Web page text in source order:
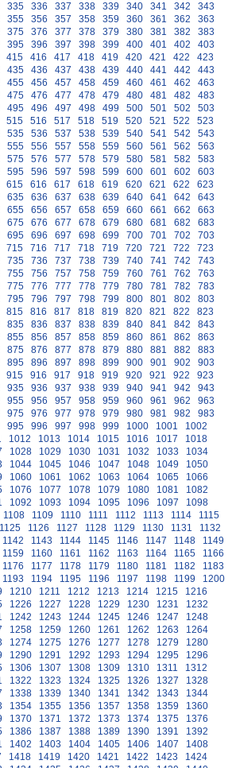
335 336 337 338 339 340 341 342
343
355 356 357 358 359 360 361 362
363
375 376 377 378 379 380 381 382
383
395 396 397 398 399 400 401 402
403
415 416 417 418 419 420 421 422
423
435 436 437 438 439 440 441 442
443
455 456 457 458 459 460 461 462
463
475 476 477 478 479 480 481 482
483
495 496 497 498 499 500 501 502
503
515 516 517 518 519 520 521 522
523
535 536 537 538 539 540 541 542
543
555 556 557 558 559 560 561 562
563
575 576 577 578 579 580 581 582
583
595 596 597 598 599 600 601 602
603
615 616 617 618 619 620 621 622
623
635 636 637 638 639 640 641 642
643
655 656 657 658 659 660 661 662
663
675 676 677 678 679 680 681 682
683
695 696 697 698 699 700 701 702
703
715 716 717 718 719 720 721 722
723
735 736 737 738 739 740 741 742
743
755 756 757 758 759 760 761 762
763
775 776 777 778 779 780 781 782
783
795 796 797 798 799 800 801 802
803
815 816 817 818 819 820 821 822
823
835 836 837 838 839 840 841 842
843
855 856 857 858 859 860 861 862
863
875 876 877 878 879 880 881 882
883
895 896 897 898 899 900 901 902
903
915 916 917 918 919 920 921 922
923
935 936 937 938 939 940 941 942
943
955 956 957 958 959 960 961 962
963
975 976 977 978 979 980 981 982
983
995 996 997 998 999 1000 1001
1002
1012 1013 1014 1015 1016 1017
1018
1028 1029 1030 1031 1032 1033
1034
1044 1045 1046 1047 1048 1049
1050
1060 1061 1062 1063 1064 1065
1066
1076 1077 1078 1079 1080 1081
1082
1092 1093 1094 1095 1096 1097
1098
1108 1109 1110 1111 1112 1113 1114
1115
1125 1126 1127 1128 1129 1130 1131
1132
1142 1143 1144 1145 1146 1147 1148
1149
1159 1160 1161 1162 1163 1164 1165
1166
1176 1177 1178 1179 1180 1181 1182
1183
1193 1194 1195 1196 1197 1198 1199
1200
1210 1211 1212 1213 1214 1215
1216
1226 1227 1228 1229 1230 1231
1232
1242 1243 1244 1245 1246 1247
1248
1258 1259 1260 1261 1262 1263
1264
1274 1275 1276 1277 1278 1279
1280
1290 1291 1292 1293 1294 1295
1296
1306 1307 1308 1309 1310 1311
1312
1322 1323 1324 1325 1326 1327
1328
1338 1339 1340 1341 1342 1343
1344
1354 1355 1356 1357 1358 1359
1360
1370 1371 1372 1373 1374 1375
1376
1386 1387 1388 1389 1390 1391
1392
1402 1403 1404 1405 1406 1407
1408
1418 1419 1420 1421 1422 1423
1424